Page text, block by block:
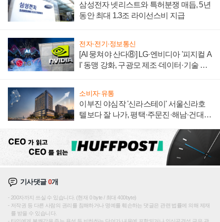
삼성전자 넷리스트와 특허분쟁 매듭, 5년
동안 최대 1.3조 라이선스비 지급
전자·전기·정보통신
[AI 뭉쳐야 산다⑧] LG·엔비디아 '피지컬 A
I' 동맹 강화, 구광모 제조·데이터·기술 결
소비자·유통
이부진 야심작 '신라스테이' 서울신라호
텔보다 잘 나가, 평택·주문진·해남·건대로
기사댓글0개
200자까지 쓰실 수 있습니다. (현재 0 byte / 최대 400byte)
저작권 등 다른 사람의 권리를 침해하거나 명예를 훼손하는 댓글은 관련 법률에 의해 제재
를 받을 수 있습니다.